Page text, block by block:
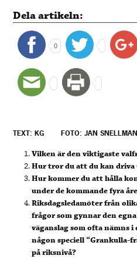
Dela artikeln:
0
TEXT: KG FOTO: JAN SNELLMAN
Vilken är den viktigaste
Hur tror du att du kan driva
Hur kommer du att hålla
under de kommande fyra
Riksdagsledamöter från
frågor som gynnar den
väganslag som ofta nämns
någon speciell “Grankulla-
på riksnivå?